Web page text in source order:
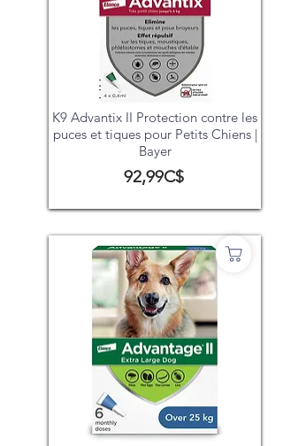
K9 Advantix II Protection contre les
puces et tiques pour Petits Chiens |
Bayer
92,99C$